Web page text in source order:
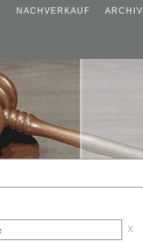
NACHVERKAUF ARCHIV
x